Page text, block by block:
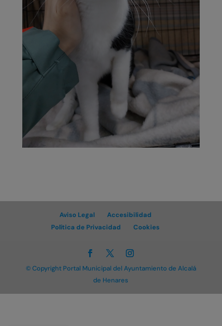
Aviso Legal
Accesibilidad
Política de Privacidad
Cookies
© Copyright Portal Municipal del Ayuntamiento de Alcalá
de Henares